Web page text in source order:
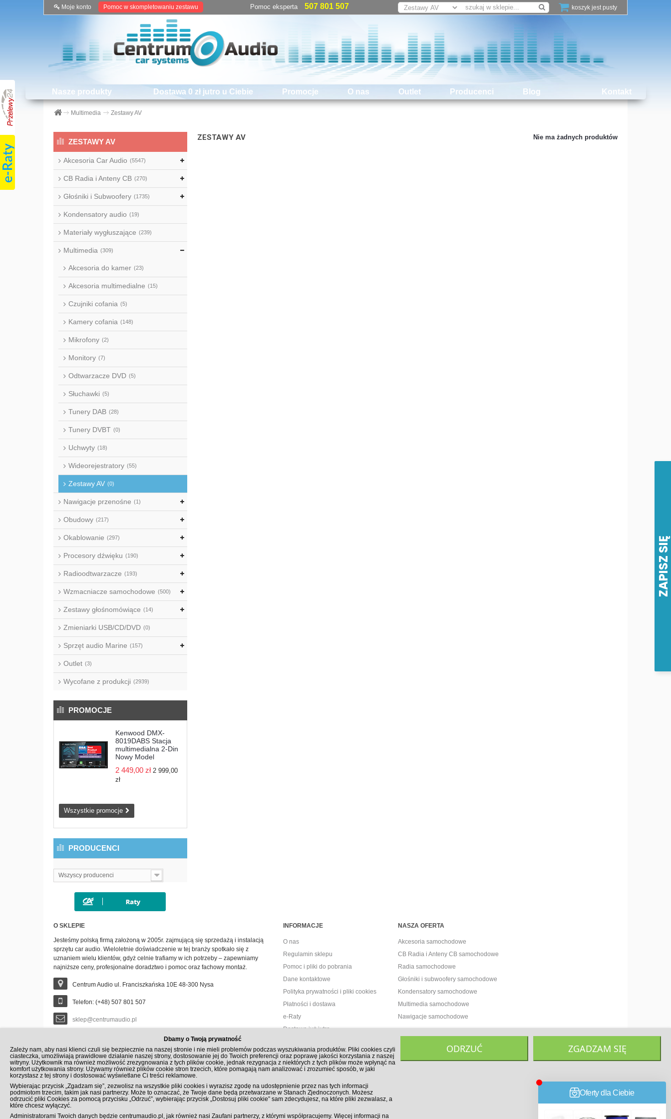
koszyk jest pusty
Moje konto Pomoc w skompletowaniu zestawu Pomoc eksperta 507 801 507
Dbamy o Twoją prywatność
Zależy nam, aby nasi klienci czuli się bezpiecznie na naszej stronie i nie mieli problemów podczas wyszukiwania produktów. Pliki cookies czyli
ciasteczka, umożliwiają prawidłowe działanie naszej strony, dostosowanie jej do Twoich preferencji oraz poprawę jakości korzystania z naszej
witryny. Użytkownik ma również możliwość zrezygnowania z tych plików cookie, jednak rezygnacja z niektórych z tych plików może wpłynąć na
komfort użytkowania strony. Używamy również plików cookie stron trzecich, które pomagają nam analizować i zrozumieć sposób, w jaki
korzystasz z tej strony i dostosować wyświetlane Ci treści reklamowe.
Wybierając przycisk „Zgadzam się”, zezwolisz na wszystkie pliki cookies i wyrazisz zgodę na udostępnienie przez nas tych informacji
podmiotom trzecim, takim jak nasi partnerzy. Może to oznaczać, że Twoje dane będą przetwarzane w Stanach Zjednoczonych. Możesz
odrzucić pliki Cookies za pomocą przycisku „Odrzuć”, wybierając przycisk „Dostosuj pliki cookie” sam zdecydujesz, na które pliki zezwalasz, a
które chcesz wyłączyć.
Administratorami Twoich danych będzie centrumaudio.pl, jak również nasi Zaufani partnerzy, z którymi współpracujemy. Więcej informacji na
ODRZUĆ ZGADZAM SIĘ
Nasze produkty Dostawa 0 zł jutro u Ciebie Promocje O nas Outlet Producenci Blog Kontakt
Multimedia Zestawy AV
ZESTAWY AV
Akcesoria Car Audio (5547)
CB Radia i Anteny CB (270)
Głośniki i Subwoofery (1735)
Kondensatory audio (19)
Materiały wygłuszające (239)
Multimedia (309)
Akcesoria do kamer (23)
Akcesoria multimedialne (15)
Czujniki cofania (5)
Kamery cofania (148)
Mikrofony (2)
Monitory (7)
Odtwarzacze DVD (5)
Słuchawki (5)
Tunery DAB (28)
Tunery DVBT (0)
Uchwyty (18)
Wideorejestratory (55)
Zestawy AV (0)
Nawigacje przenośne (1)
Obudowy (217)
Okablowanie (297)
Procesory dźwięku (190)
Radioodtwarzacze (193)
Wzmacniacze samochodowe (500)
Zestawy głośnomówiące (14)
Zmieniarki USB/CD/DVD (0)
Sprzęt audio Marine (157)
Outlet (3)
Wycofane z produkcji (2939)
PROMOCJE
Kenwood DMX-
8019DABS Stacja
multimedialna 2-Din
Nowy Model
2 449,00 zł 2 999,00
zł
Wszystkie promocje
PRODUCENCI
Wszyscy producenci
ZESTAWY AV Nie ma żadnych produktów
O SKLEPIE
Jesteśmy polską firmą założoną w 2005r. zajmującą się sprzedażą i instalacją
sprzętu car audio. Wieloletnie doświadczenie w tej branży spotkało się z
uznaniem wielu klientów, gdyż celnie trafiamy w ich potrzeby – zapewniamy
najniższe ceny, profesjonalne doradztwo i pomoc oraz fachowy montaż.
Centrum Audio ul. Franciszkańska 10E 48-300 Nysa
Telefon: (+48) 507 801 507
sklep@centrumaudio.pl
INFORMACJE
O nas
Regulamin sklepu
Pomoc i pliki do pobrania
Dane kontaktowe
Polityka prywatności i pliki cookies
Płatności i dostawa
e-Raty
Dostawa już jutro
Dostawa 0 zł
NASZA OFERTA
Akcesoria samochodowe
CB Radia i Anteny CB samochodowe
Radia samochodowe
Głośniki i subwoofery samochodowe
Kondensatory samochodowe
Multimedia samochodowe
Nawigacje samochodowe
ZAPISZ SIĘ DO NEWSLETTERA
ZAPISZ SIĘ!